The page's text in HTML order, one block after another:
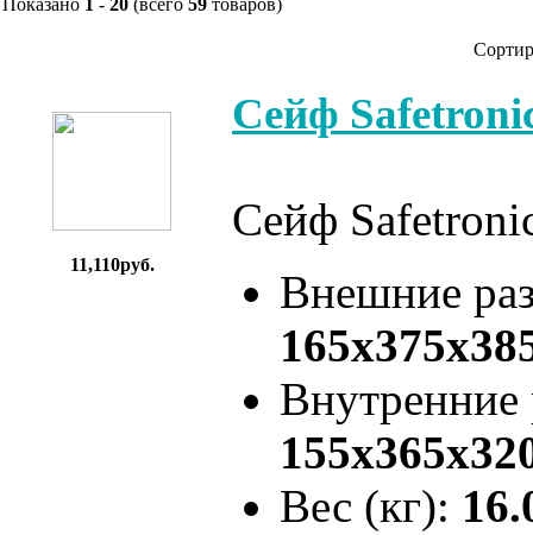
Показано 1 - 20 (всего 59 товаров)
11,110руб.
Сейф
Сейф
Внешние
Вес (кг):